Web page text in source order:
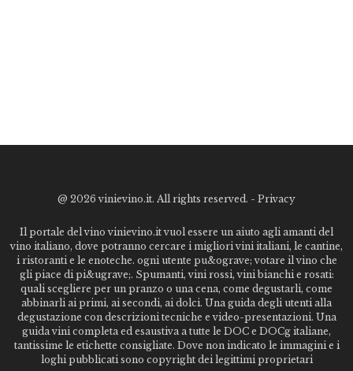
@ 2026 vinievino.it. All rights reserved. - Privacy
Il portale del vino vinievino.it vuol essere un aiuto agli amanti del
vino italiano, dove potranno cercare i migliori vini italiani, le cantine,
i ristoranti e le enoteche. ogni utente pu&ograve; votare il vino che
gli piace di pi&ugrave;. Spumanti, vini rossi, vini bianchi e rosati:
quali scegliere per un pranzo o una cena, come degustarli, come
abbinarli ai primi, ai secondi, ai dolci. Una guida degli utenti alla
degustazione con descrizioni tecniche e video-presentazioni. Una
guida vini completa ed esaustiva a tutte le DOC e DOCg italiane,
tantissime le etichette consigliate. Dove non indicato le immagini e i
loghi pubblicati sono copyright dei legittimi proprietari